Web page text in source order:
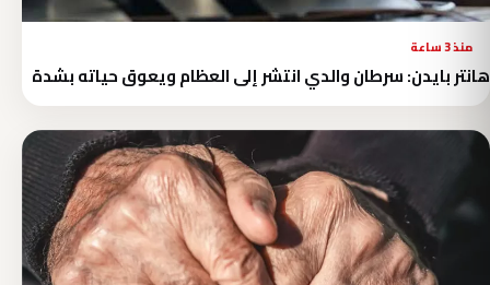
منذ 3 ساعة
هانتر بايدن: سرطان والدي انتشر إلى العظام ويعوق حياته بشدة